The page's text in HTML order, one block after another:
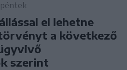
péntek
el lehetne
a következő
szerint